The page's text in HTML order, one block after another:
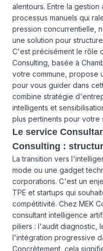
alentours. Entre la
processus manuels qui
pression concurrentielle,
une solution pour
C'est précisément le rôle
Consulting, basée à
votre commune, propose
pour vous guider dans
combine stratégie
intelligents et
plus pertinents pour votre
Le service
Consulting :
La transition vers
mode ou une gadget
corporations. C'est un
TPE et startups qui
compétitivité. Chez MEK
consultant intelligence
piliers : l'audit diagnostic,
l'intégration progressive
Concrètement, cela